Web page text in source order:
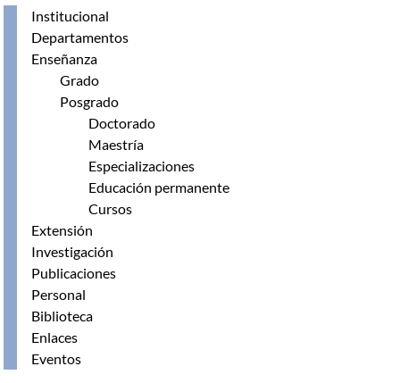
Institucional
Departamentos
Enseñanza
Grado
Posgrado
Doctorado
Maestría
Especializaciones
Educación permanente
Cursos
Extensión
Investigación
Publicaciones
Personal
Biblioteca
Enlaces
Eventos